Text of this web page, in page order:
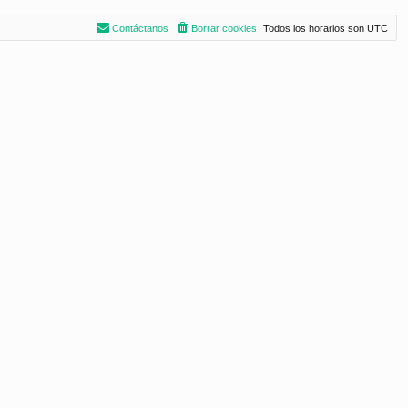
Todos los horarios son UTC
Borrar cookies
Contáctanos